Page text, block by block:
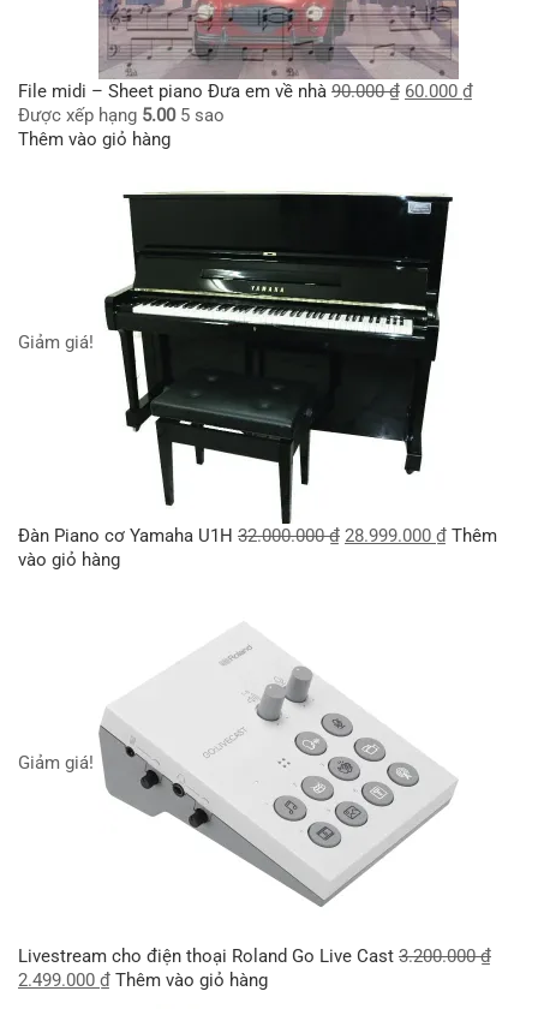
File midi – Sheet piano Đưa em về nhà 90.000₫ 60.000 ₫
Được xếp hạng 5.005 sao
Thêm vào giỏ hàng
Giảm giá!
Đàn Piano cơ Yamaha U1H 32.000.000₫ 28.999.000 ₫ Thêm
vào giỏ hàng
Giảm giá!
Livestream cho điện thoại Roland Go Live Cast 3.200.000₫
2.499.000 ₫ Thêm vào giỏ hàng